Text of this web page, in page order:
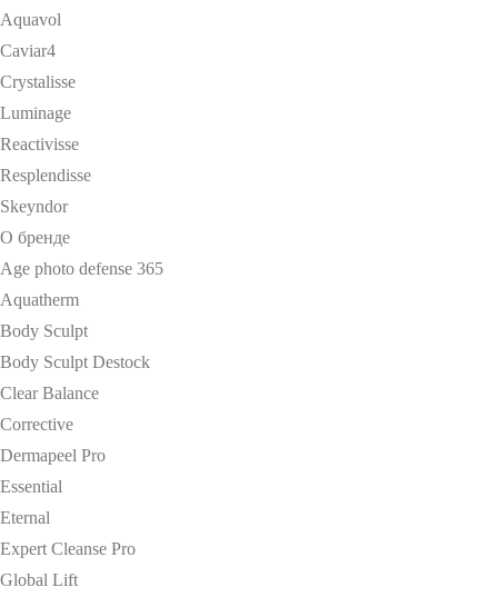
Aquavol
Caviar4
Crystalisse
Luminage
Reactivisse
Resplendisse
Skeyndor
О бренде
Age photo defense 365
Aquatherm
Body Sculpt
Body Sculpt Destock
Clear Balance
Corrective
Dermapeel Pro
Essential
Eternal
Expert Cleanse Pro
Global Lift